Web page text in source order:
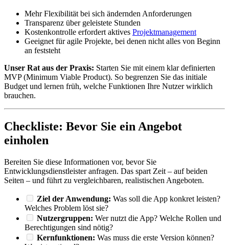
Mehr Flexibilität bei sich ändernden Anforderungen
Transparenz über geleistete Stunden
Kostenkontrolle erfordert aktives Projektmanagement
Geeignet für agile Projekte, bei denen nicht alles von Beginn
an feststeht
Unser Rat aus der Praxis: Starten Sie mit einem klar definierten
MVP (Minimum Viable Product). So begrenzen Sie das initiale
Budget und lernen früh, welche Funktionen Ihre Nutzer wirklich
brauchen.
Checkliste: Bevor Sie ein Angebot
einholen
Bereiten Sie diese Informationen vor, bevor Sie
Entwicklungsdienstleister anfragen. Das spart Zeit – auf beiden
Seiten – und führt zu vergleichbaren, realistischen Angeboten.
Ziel der Anwendung: Was soll die App konkret leisten?
Welches Problem löst sie?
Nutzergruppen: Wer nutzt die App? Welche Rollen und
Berechtigungen sind nötig?
Kernfunktionen: Was muss die erste Version können?